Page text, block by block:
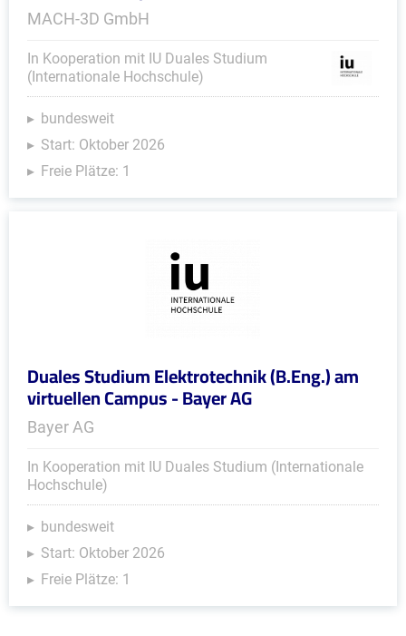
MACH-3D GmbH
In Kooperation mit IU Duales Studium
(Internationale Hochschule)
bundesweit
Start: Oktober 2026
Freie Plätze: 1
Duales Studium Elektrotechnik (B.Eng.) am
virtuellen Campus - Bayer AG
Bayer AG
In Kooperation mit IU Duales Studium (Internationale
Hochschule)
bundesweit
Start: Oktober 2026
Freie Plätze: 1